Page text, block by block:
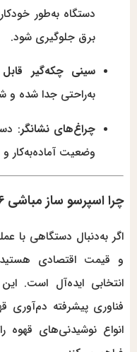
دستگاه به‌طور
برق جلوگیری شود.
سینی چکه‌گیر
به‌راحتی جدا شده
چراغ‌های نشانگر:
وضعیت آماده‌به‌کار
چرا اسپرسو ساز مباشی ME-ECM2046؟
اگر به‌دنبال دستگاهی با
و قیمت اقتصادی
انتخابی ایده‌آل است. این
فناوری پیشرفته دم‌آوری
انواع نوشیدنی‌های قهوه